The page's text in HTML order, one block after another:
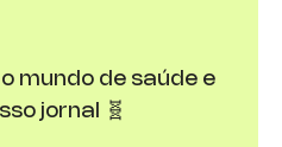
mundo de saúde e
jornal 🧬